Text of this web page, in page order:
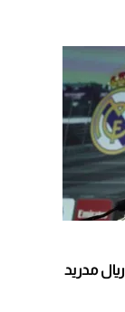
فخامة
للبيع في مزاد
مدريد